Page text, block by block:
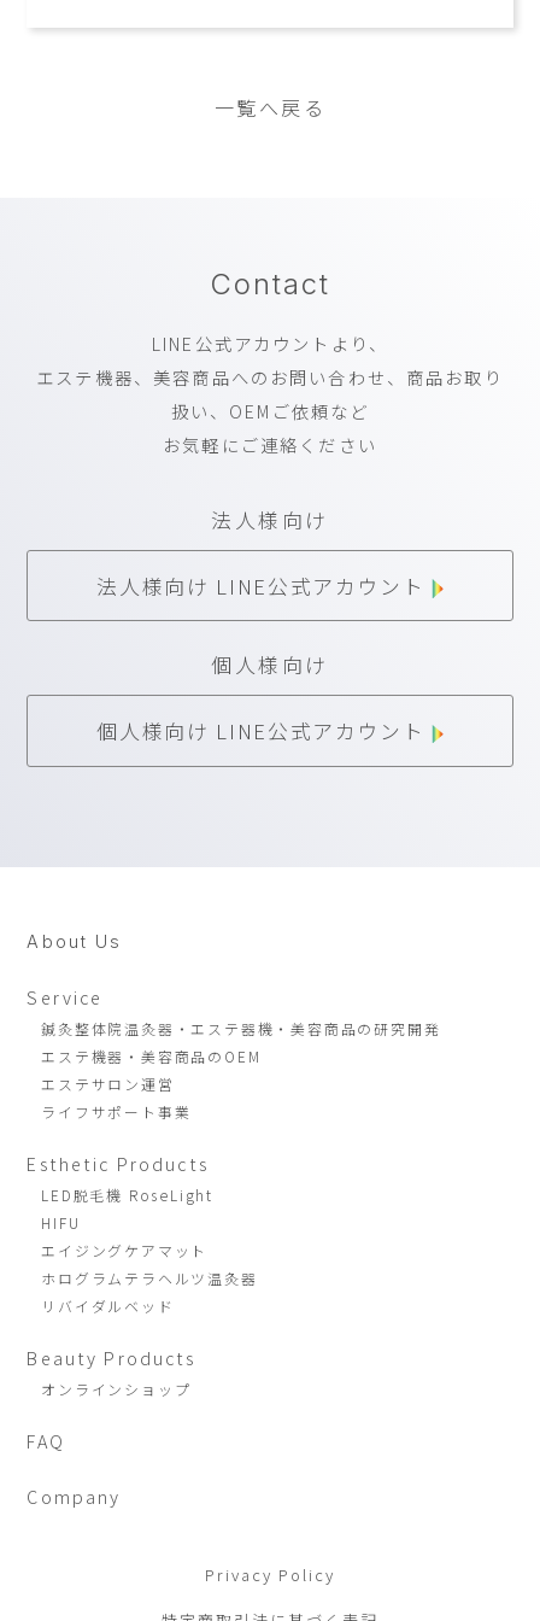
一覧へ戻る
Contact
LINE公式アカウントより、
エステ機器、美容商品へのお問い合わせ、商品お取り
扱い、OEMご依頼など
お気軽にご連絡ください
法人様向け
法人様向け LINE公式アカウント
個人様向け
個人様向け LINE公式アカウント
About Us
Service
鍼灸整体院温灸器・エステ器機・美容商品の研究開発
エステ機器・美容商品のOEM
エステサロン運営
ライフサポート事業
Esthetic Products
LED脱毛機 RoseLight
HIFU
エイジングケアマット
ホログラムテラヘルツ温灸器
リバイダルベッド
Beauty Products
オンラインショップ
FAQ
Company
Privacy Policy